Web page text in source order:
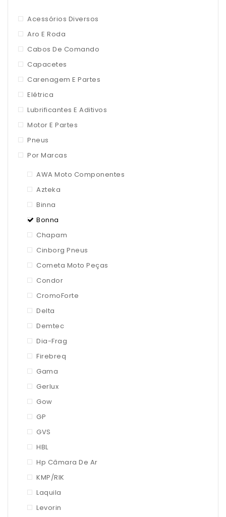
Acessórios Diversos
Aro E Roda
Cabos De Comando
Capacetes
Carenagem E Partes
Elétrica
Lubrificantes E Aditivos
Motor E Partes
Pneus
Por Marcas
AWA Moto Componentes
Azteka
Binna
Bonna
Chapam
Cinborg Pneus
Cometa Moto Peças
Condor
CromoForte
Delta
Demtec
Dia-Frag
Firebreq
Gama
Gerlux
Gow
GP
GVS
HBL
Hp Câmara De Ar
KMP/RIK
Laquila
Levorin